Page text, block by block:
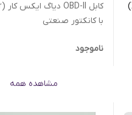
کابل OBD-II دیاگ ایکس کار (X-car)
با کانکتور صنعتی
ناموجود
مشاهده همه